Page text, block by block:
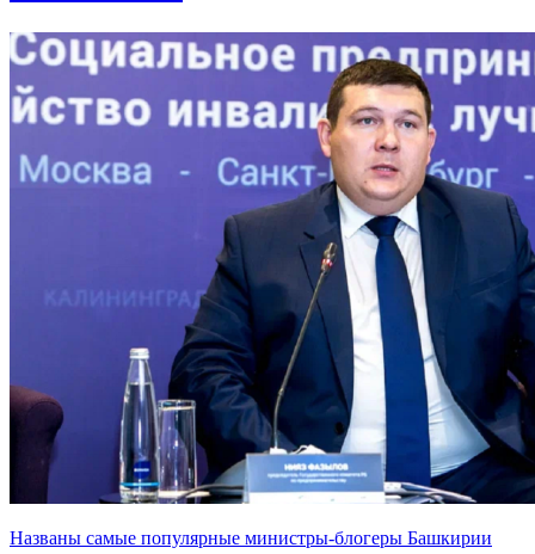
Названы самые популярные министры-блогеры Башкирии